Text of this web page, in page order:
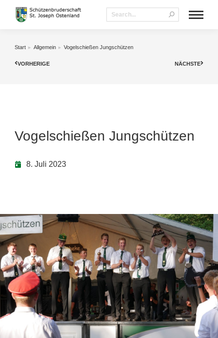
Sie befinden sich hier:
Start Allgemein Vogelschießen Jungschützen
VORHERIGE NÄCHSTE
Vogelschießen Jungschützen
8. Juli 2023